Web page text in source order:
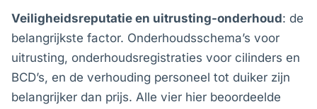
Veiligheidsreputatie en uitrusting-onderhoud: de
belangrijkste factor. Onderhoudsschema’s voor
uitrusting, onderhoudsregistraties voor cilinders en
BCD’s, en de verhouding personeel tot duiker zijn
belangrijker dan prijs. Alle vier hier beoordeelde